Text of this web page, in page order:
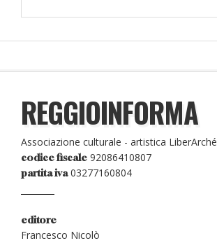
REGGIOINFORMA
Associazione culturale - artistica LiberArché
codice fiscale 92086410807
partita iva03277160804
editore
Francesco Nicolò